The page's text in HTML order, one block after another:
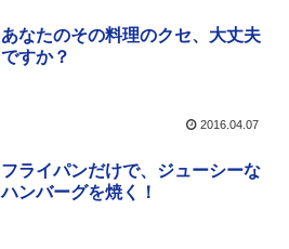
あなたのその料理のクセ、大丈夫
ですか？
2016.04.07
フライパンだけで、ジューシーな
ハンバーグを焼く！